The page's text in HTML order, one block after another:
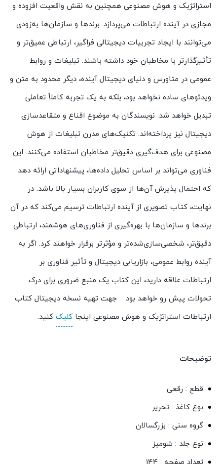
استراتژیک و هوش مصنوعی همچنین به نقش واقعیت افزوده و
مجازی در آینده ارتباطات می‌پردازد. برندها و سازمان‌ها به‌زودی
می‌توانند با ایجاد تجربیات دیجیتالی فراگیر، ارتباطی عمیق‌تر و
تأثیرگذارتر با مخاطبان خود داشته باشند. تبلیغات و روابط
عمومی در متاورس و دنیای دیجیتال آینده، دیگر محدود به متن و
ویدئوهای ساده نخواهد بود، بلکه به یک تجربه کاملاً تعاملی
تبدیل خواهد شد. نویسندگان به موضوع اقناع و متقاعدسازی
دیجیتال نیز پرداخته‌اند. تکنیک‌های مدرن تبلیغات از هوش
مصنوعی برای هدف‌گیری دقیق‌تر مخاطبان استفاده می‌کنند. این
فناوری می‌تواند بر اساس تحلیل داده‌ها، پیشنهاداتی ارائه دهد
که احتمال پذیرش آن‌ها از سوی کاربران بسیار بالا باشد. در
نهایت، کتاب تصویری از آینده ارتباطات ترسیم می‌کند که در آن
برندها و سازمان‌ها با بهره‌گیری از فناوری‌های هوشمند، ارتباطی
دقیق‌تر، شخصی‌سازی‌شده‌تر و مؤثرتر برقرار خواهند کرد. اگر به
آینده روابط عمومی، بازاریابی دیجیتال و تأثیر فناوری بر
ارتباطات علاقه دارید، این کتاب یک منبع ضروری برای درک
تحولات پیش رو خواهد بود. جهت تهیه نسخه دیجیتال کتاب
ارتباطات استراتژیک و هوش مصنوعی اینجا کلیک کنید.
توضیحات
قطع : رقعی
نوع کاغذ : تحریر
گروه سنی : بزرگسالان
نوع جلد : شومیز
تعداد صفحه : 144